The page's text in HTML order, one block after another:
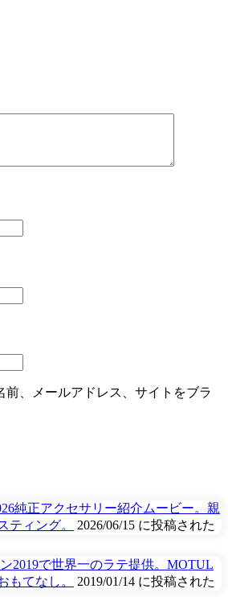
前、メールアドレス、サイトをブラ
純正アクセサリー紹介ムービー。親
ティング。
2026/06/15 に投稿された
2019で世界一のラテ提供。MOTUL
もてなし。
2019/01/14 に投稿された